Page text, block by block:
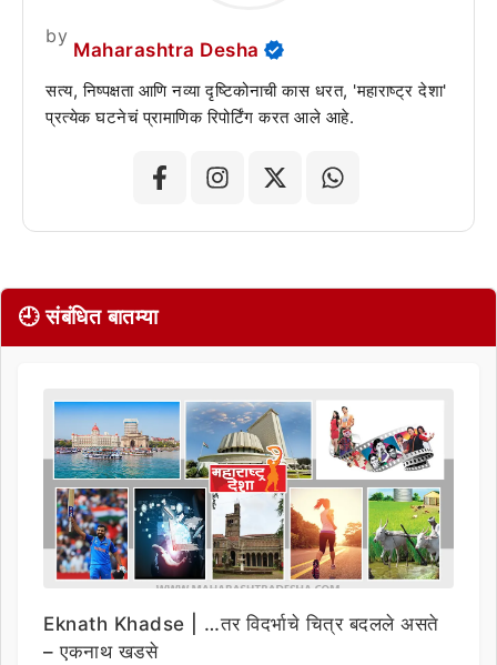
by
Maharashtra Desha
सत्य, निष्पक्षता आणि नव्या दृष्टिकोनाची कास धरत, 'महाराष्ट्र देशा'
प्रत्येक घटनेचं प्रामाणिक रिपोर्टिंग करत आले आहे.
🕘 संबंधित बातम्या
Eknath Khadse | …तर विदर्भाचे चित्र बदलले असते
– एकनाथ खडसे